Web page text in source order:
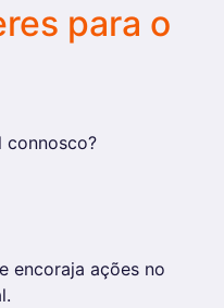
para o
connosco?
encoraja ações no